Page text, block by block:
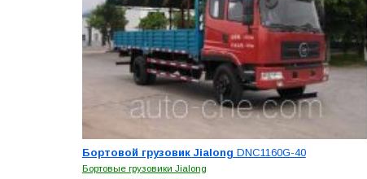
Бортовой грузовик Jialong DNC1160G-40
Бортовые грузовики Jialong